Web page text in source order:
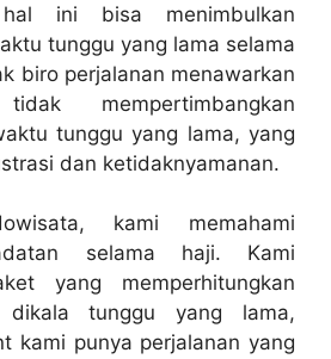
ini bisa menimbulkan
tunggu yang lama selama
biro perjalanan menawarkan
mempertimbangkan
tunggu yang lama, yang
dan ketidaknyamanan.
kami memahami
selama haji. Kami
yang memperhitungkan
dikala tunggu yang lama,
kami punya perjalanan yang